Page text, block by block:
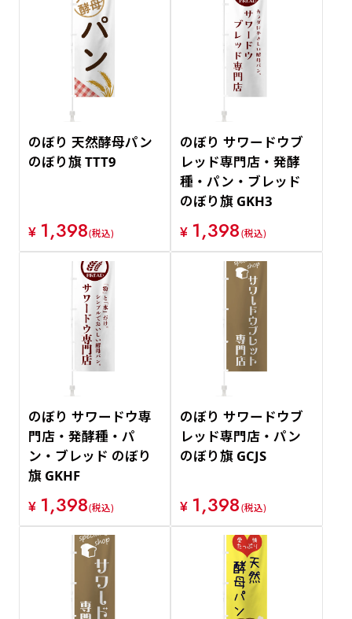
のぼり 天然酵母パン
のぼり旗 TTT9
¥ 1,398(税込)
のぼり サワードウブ
レッド専門店・発酵
種・パン・ブレッド
のぼり旗 GKH3
¥ 1,398(税込)
のぼり サワードウ専
門店・発酵種・パ
ン・ブレッド のぼり
旗 GKHF
¥ 1,398(税込)
のぼり サワードウブ
レッド専門店・パン
のぼり旗 GCJS
¥ 1,398(税込)